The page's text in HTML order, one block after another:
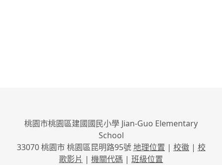
桃園市桃園區建國國民小學 Jian-Guo Elementary
School
33070 桃園市 桃園區昆明路95號地理位置 | 校徽| 校
歌影片 | 機關代碼 | 班級位置